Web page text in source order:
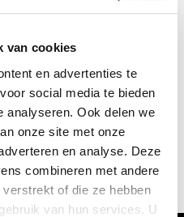
van cookies
en advertenties te
social media te bieden
analyseren. Ook delen we
onze site met onze
en analyse. Deze
combineren met andere
of die ze hebben
van hun services. U
van een indrukwekkend
en de twee terpen van het